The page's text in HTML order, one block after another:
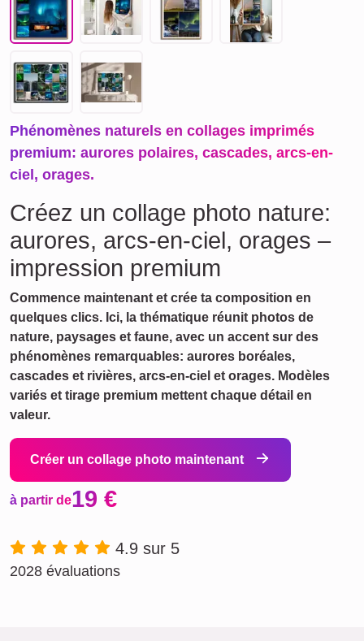
Phénomènes naturels en collages imprimés
premium: aurores polaires, cascades, arcs-en-
ciel, orages.
Créez un collage photo nature:
aurores, arcs-en-ciel, orages –
impression premium
Commence maintenant et crée ta composition en
quelques clics. Ici, la thématique réunit photos de
nature, paysages et faune, avec un accent sur des
phénomènes remarquables: aurores boréales,
cascades et rivières, arcs-en-ciel et orages. Modèles
variés et tirage premium mettent chaque détail en
valeur.
Créer un collage photo maintenant
à partir de19 €
4.9 sur 5
2028 évaluations